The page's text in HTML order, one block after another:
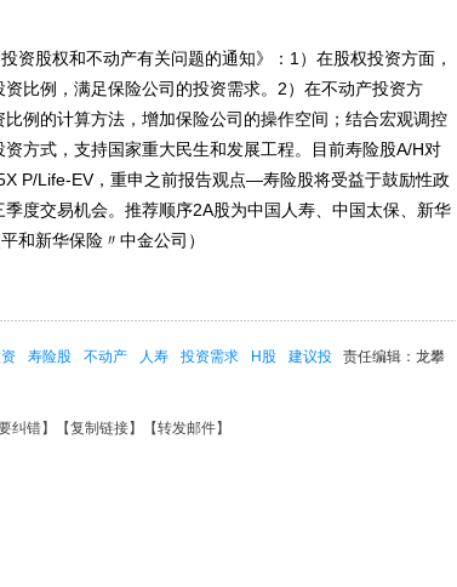
股权和不动产有关问题的通知》：1）在股权投资方面，
比例，满足保险公司的投资需求。2）在不动产投资方
例的计算方法，增加保险公司的操作空间；结合宏观调控
方式，支持国家重大民生和发展工程。目前寿险股A/H对
P/Life-EV，重申之前报告观点—寿险股将受益于鼓励性政
度交易机会。推荐顺序2A股为中国人寿、中国太保、新华
和新华保险〃中金公司）
责任编辑：龙攀
寿险股 不动产 人寿 投资需求 H股
建议投
纠错】【复制链接】【转发邮件】